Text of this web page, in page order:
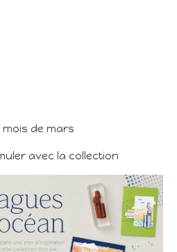
de mars
avec la collection